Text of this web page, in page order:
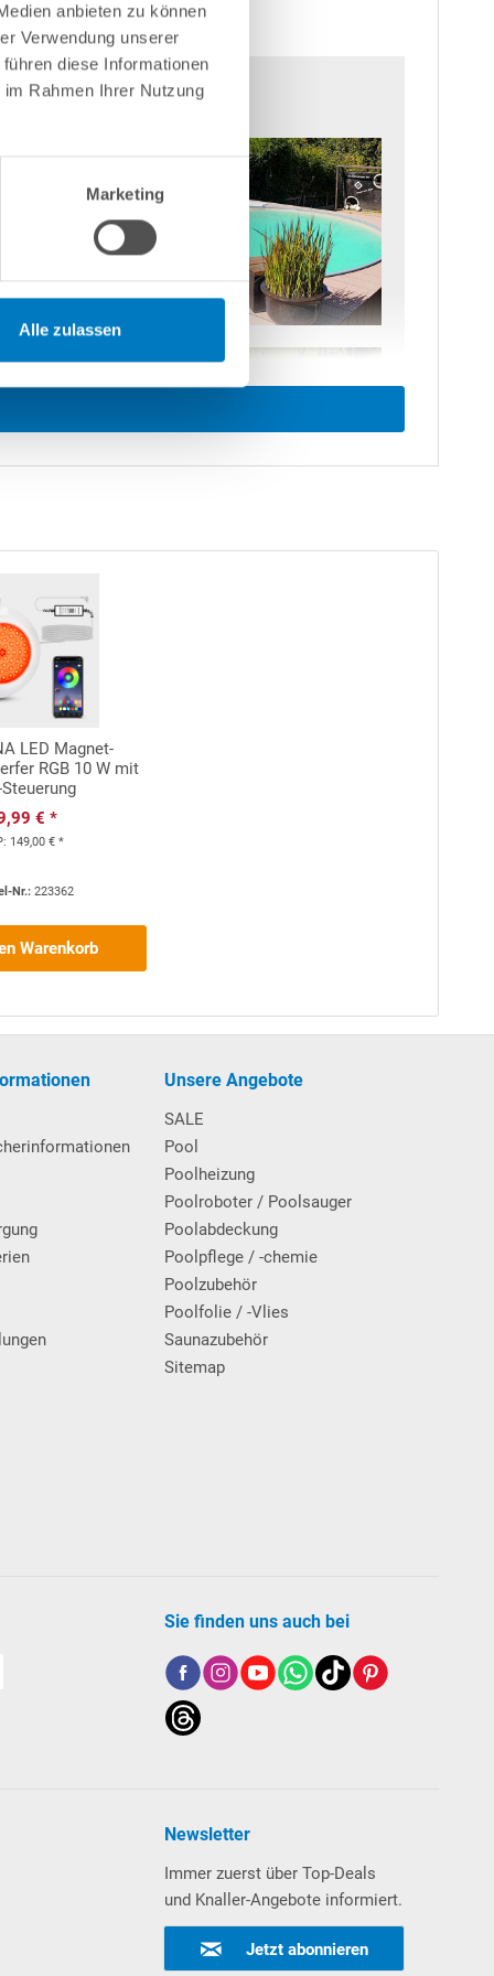
anbieten zu können
Verwendung unserer
diese Informationen
Rahmen Ihrer Nutzung
Marketing
Alle zulassen
LED Magnet-
RGB 10 W mit
€ *
149,00 € *
Nr.: 223362
Warenkorb
Unsere Angebote
SALE
Pool
Poolheizung
Poolroboter / Poolsauger
Poolabdeckung
Poolpflege / -chemie
Poolzubehör
Poolfolie / -Vlies
Saunazubehör
Sitemap
Sie finden uns auch bei
Newsletter
Immer zuerst über Top-Deals
und Knaller-Angebote informiert.
Jetzt abonnieren